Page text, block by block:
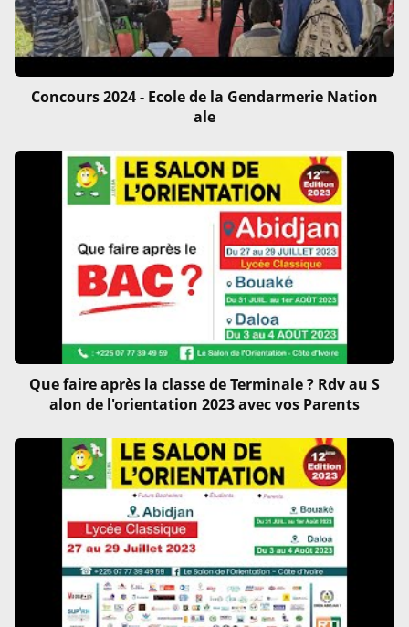
Concours 2024 - Ecole de la Gendarmerie Nation
ale
Que faire après la classe de Terminale ? Rdv au S
alon de l'orientation 2023 avec vos Parents